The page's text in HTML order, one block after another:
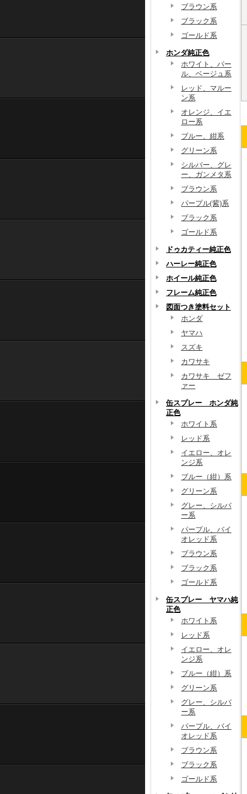
ブラウン系
ブラック系
ゴールド系
ホンダ純正色
ホワイト、パー
ル、ベージュ系
レッド、マルー
ン系
オレンジ、イエ
ロー系
ブルー、紺系
グリーン系
シルバー、グレ
ー、ガンメタ系
ブラウン系
パープル(紫)系
ブラック系
ゴールド系
ドゥカティー純正色
ハーレー純正色
ホイール純正色
フレーム純正色
図面つき塗料セット
ホンダ
ヤマハ
スズキ
カワサキ
カワサキ ゼフ
ァー
缶スプレー ホンダ純
正色
ホワイト系
レッド系
イエロー、オレ
ンジ系
ブルー（紺）系
グリーン系
グレー、シルバ
ー系
パープル、バイ
オレッド系
ブラウン系
ブラック系
ゴールド系
缶スプレー ヤマハ純
正色
ホワイト系
レッド系
イエロー、オレ
ンジ系
ブルー（紺）系
グリーン系
グレー、シルバ
ー系
パープル、バイ
オレッド系
ブラウン系
ブラック系
ゴールド系